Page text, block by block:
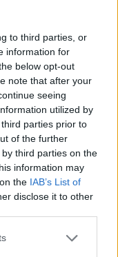
to third parties, or
information for
below opt-out
note that after your
seeing
utilized by
parties prior to
of the further
third parties on the
information may
the IAB’s List of
disclose it to other
και
σε low
στα 550
ευρώ
605
ζημιές σε